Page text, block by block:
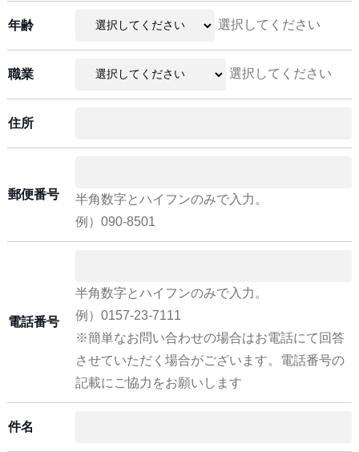
年齢 選択してください
職業 選択してください
住所
郵便番号
半角数字とハイフンのみで入力。
例）090-8501
電話番号
半角数字とハイフンのみで入力。
例）0157-23-7111
※簡単なお問い合わせの場合はお電話にて回答
させていただく場合がございます。電話番号の
記載にご協力をお願いします
件名